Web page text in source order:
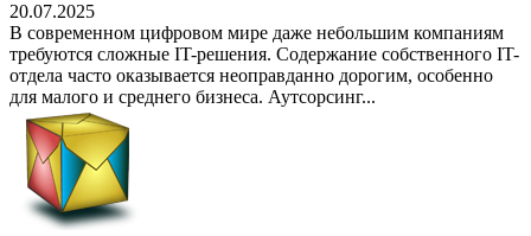
20.07.2025
В современном цифровом мире даже небольшим компаниям
требуются сложные IT-решения. Содержание собственного IT-
отдела часто оказывается неоправданно дорогим, особенно
для малого и среднего бизнеса. Аутсорсинг...